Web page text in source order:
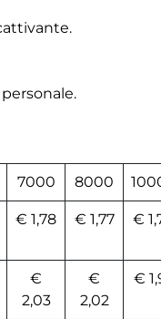
7000 8000
€ 1,78 € 1,77 €
€
2,03
€
2,02
€